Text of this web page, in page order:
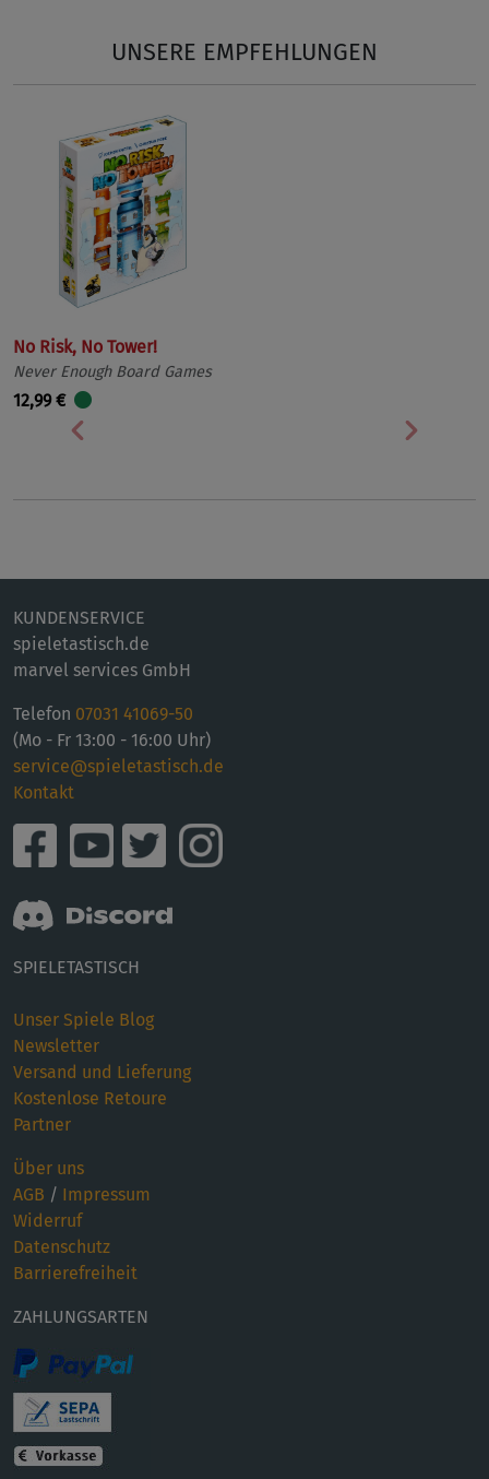
UNSERE EMPFEHLUNGEN
No Risk, No Tower!
Never Enough Board Games
12,99 €
Vorherige
KUNDENSERVICE
spieletastisch.de
marvel services GmbH
Telefon 07031 41069-50
(Mo - Fr 13:00 - 16:00 Uhr)
service@spieletastisch.de
Kontakt
SPIELETASTISCH
Unser Spiele Blog
Newsletter
Versand und Lieferung
Kostenlose Retoure
Partner
Über uns
AGB / Impressum
Widerruf
Datenschutz
Barrierefreiheit
ZAHLUNGSARTEN